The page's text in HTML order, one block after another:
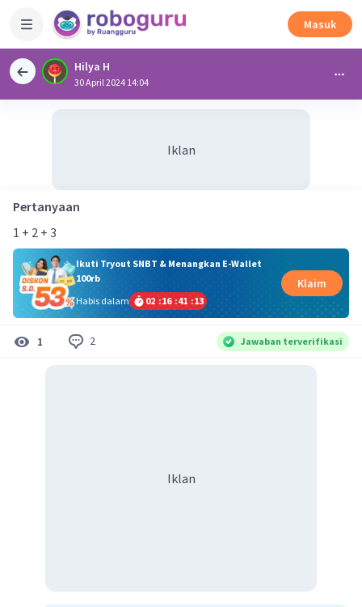
Masuk
Hilya H
30 April 2024 14:04
Iklan
Pertanyaan
1 + 2 + 3
Ikuti Tryout SNBT & Menangkan E-Wallet
100rb
Habis dalam
02 :16 :41 :12
Klaim
1 2 Jawaban terverifikasi
Iklan